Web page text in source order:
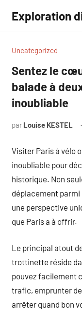
contenu
Exploration
Uncategorized
Sentez le
balade à
inoubliable
par Louise KESTEL
Visiter Paris à vélo
inoubliable pour
historique. Non
déplacement
une perspective
que Paris a à offrir.
Le principal atout
trottinette réside
pouvez facilement
trafic, emprunter
arrêter quand bon